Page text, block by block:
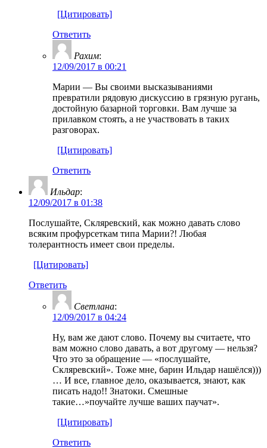
[Цитировать]
Ответить
Рахим:
12/09/2017 в 00:21
Марии — Вы своими высказываниями
превратили рядовую дискуссию в грязную ругань,
достойную базарной торговки. Вам лучше за
прилавком стоять, а не участвовать в таких
разговорах.
[Цитировать]
Ответить
Ильдар:
12/09/2017 в 01:38
Послушайте, Скляревский, как можно давать слово
всяким профурсеткам типа Марии?! Любая
толерантность имеет свои пределы.
[Цитировать]
Ответить
Светлана:
12/09/2017 в 04:24
Ну, вам же дают слово. Почему вы считаете, что
вам можно слово давать, а вот другому — нельзя?
Что это за обращение — «послушайте,
Скляревский». Тоже мне, барин Ильдар нашёлся)))
… И все, главное дело, оказывается, знают, как
писать надо!! Знатоки. Смешные
такие…»поучайте лучше ваших паучат».
[Цитировать]
Ответить